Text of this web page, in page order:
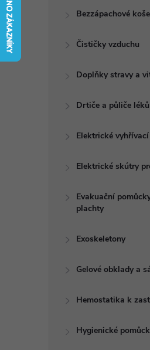
Bezzápachové
Čističky vzduchu
Doplňky stravy a
Drtiče a půliče léků
Elektrické
Elektrické skútry
Evakuační
plachty
Exoskeletony
Gelové obklady a
Hemostatika k
Hygienické